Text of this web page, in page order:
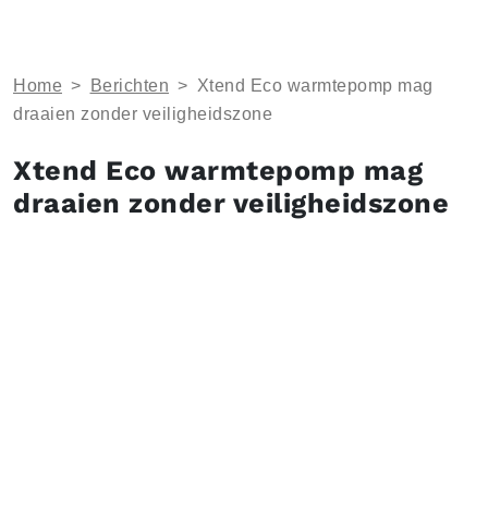
Home > Berichten > Xtend Eco warmtepomp mag
draaien zonder veiligheidszone
Xtend Eco warmtepomp mag
draaien zonder veiligheidszone